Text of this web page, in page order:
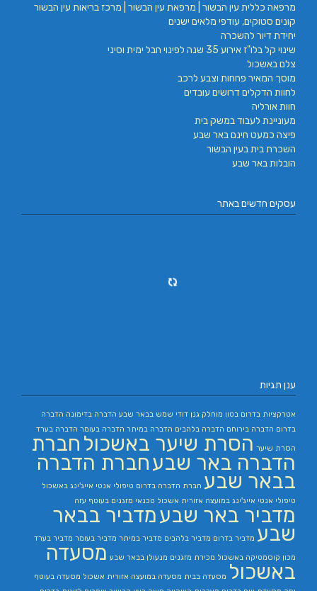
מרפאה כללית עין הבשור | מרפאת עין הבשור | מרכז בריאות עין הבשור
קונים סטוקים, עודפי מלאים ישנים
יחידת דיור להשכרה
שינוי קל בלו"ז אירוע 35 שנה לפינוי חבל ימית וסיני
צלם באשכול
מוסך המאיר פחחות וצבע לרכב
לחוות הדקלים דרושים עובדים
חוות אורליה
מעוניינת לעבוד במשק בית
פיצה כמעט חינם באר שבע
השכרת בית בעין הבשור
הובלות באר שבע
עסקים חדשים באתר
ענן תגיות
אטרקציות בדרום בטון מוחלק גנן דודי שמש בבאר שבע הדברה בדימונה הדברה
בדרום הדברה בירוחם הדברה בלהבים הדברה במיתר הדברה בעומר הדברה בערד
הסרת שיער הסרת שיער באשכול חברת
הדברה באר שבעחברת הדברה
בבאר שבע חברת הדברה בדרום טיפולי אנטי אייג'ינג באשכול
טיפולי אנטי אייג'ינג במועצה אזורית אשכול טכנאי מזגנים בעוטף עזה
מדביר באר שבעמדביר בבאר
שבע מדביר בדרום מדביר בלהבים מדביר במיתר מדביר בעומר מדביר בערד
מכון קוסמטיקה באשכול מכירת מזגנים מנעולן בבאר שבע מסעדה
באשכול מסעדה בבית מסעדה במועצה אזורית אשכול מסעדה בעוטף